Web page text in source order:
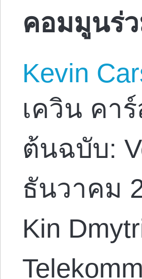
คอมมูนร่
Kevin
เควิน คา
ต้นฉบับ:
ธันวาคม
Kin